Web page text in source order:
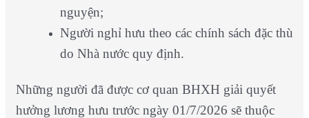
nguyện;
Người nghỉ hưu theo các chính sách đặc thù
do Nhà nước quy định.
Những người đã được cơ quan BHXH giải quyết
hưởng lương hưu trước ngày 01/7/2026 sẽ thuộc